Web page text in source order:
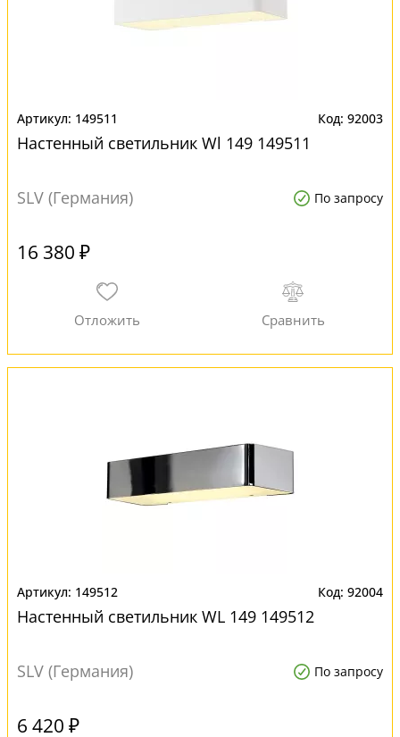
149511 92003
Настенный светильник Wl 149 149511
SLV (Германия) По запросу
16 380 ₽
149512 92004
Настенный светильник WL 149 149512
SLV (Германия) По запросу
6 420 ₽